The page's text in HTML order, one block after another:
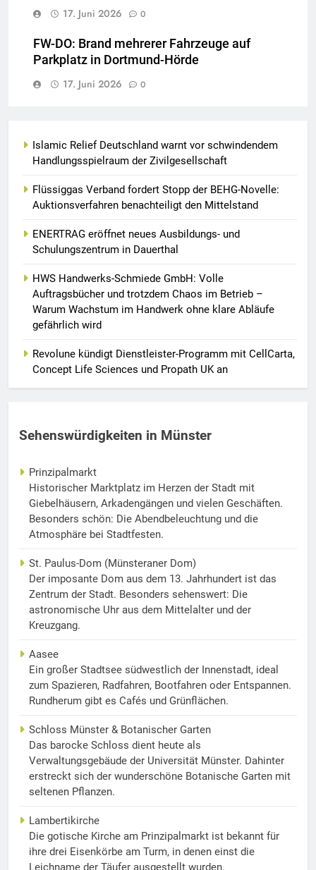
17. Juni 2026
0
FW-DO: Brand mehrerer Fahrzeuge auf
Parkplatz in Dortmund-Hörde
17. Juni 2026
0
Islamic Relief Deutschland warnt vor schwindendem
Handlungsspielraum der Zivilgesellschaft
Flüssiggas Verband fordert Stopp der BEHG-Novelle:
Auktionsverfahren benachteiligt den Mittelstand
ENERTRAG eröffnet neues Ausbildungs- und
Schulungszentrum in Dauerthal
HWS Handwerks-Schmiede GmbH: Volle
Auftragsbücher und trotzdem Chaos im Betrieb –
Warum Wachstum im Handwerk ohne klare Abläufe
gefährlich wird
Revolune kündigt Dienstleister-Programm mit CellCarta,
Concept Life Sciences und Propath UK an
Sehenswürdigkeiten in Münster
Prinzipalmarkt
Historischer Marktplatz im Herzen der Stadt mit
Giebelhäusern, Arkadengängen und vielen Geschäften.
Besonders schön: Die Abendbeleuchtung und die
Atmosphäre bei Stadtfesten.
St. Paulus-Dom (Münsteraner Dom)
Der imposante Dom aus dem 13. Jahrhundert ist das
Zentrum der Stadt. Besonders sehenswert: Die
astronomische Uhr aus dem Mittelalter und der
Kreuzgang.
Aasee
Ein großer Stadtsee südwestlich der Innenstadt, ideal
zum Spazieren, Radfahren, Bootfahren oder Entspannen.
Rundherum gibt es Cafés und Grünflächen.
Schloss Münster & Botanischer Garten
Das barocke Schloss dient heute als
Verwaltungsgebäude der Universität Münster. Dahinter
erstreckt sich der wunderschöne Botanische Garten mit
seltenen Pflanzen.
Lambertikirche
Die gotische Kirche am Prinzipalmarkt ist bekannt für
ihre drei Eisenkörbe am Turm, in denen einst die